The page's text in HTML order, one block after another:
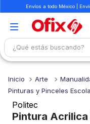
Envíos a todo México |
¿Qué estás buscando?
Arte
Pinturas y Pinceles
Politec
Pintura
1.
mochilas
2
3.
cuaderno